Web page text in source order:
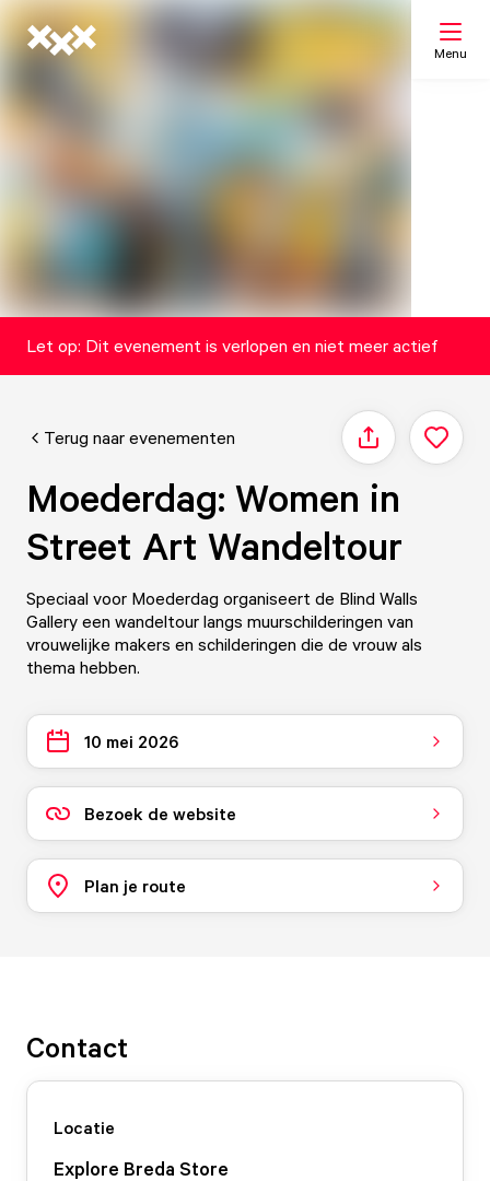
Menu
Let op: Dit evenement is verlopen en niet meer actief
Terug naar evenementen Delen
Moederdag: Women in
Street Art Wandeltour
Speciaal voor Moederdag organiseert de Blind Walls
Gallery een wandeltour langs muurschilderingen van
vrouwelijke makers en schilderingen die de vrouw als
thema hebben.
10 mei 2026
Bezoek de website
Plan je route
Contact
Locatie
Explore Breda Store